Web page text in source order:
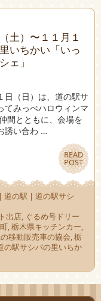
土）〜１１月１
いちかい「いっ
ェ」
日（日）は、道の駅サ
てみっぺハロウィンマ
間とともに、会場を
誘い合わ …
READ
POST
READ
POST
道の駅| 道の駅サシ
出店, ぐるめ号ドリー
,栃木県キッチンカー,
移動販売車の協会,栃
の駅サシバの里いちか